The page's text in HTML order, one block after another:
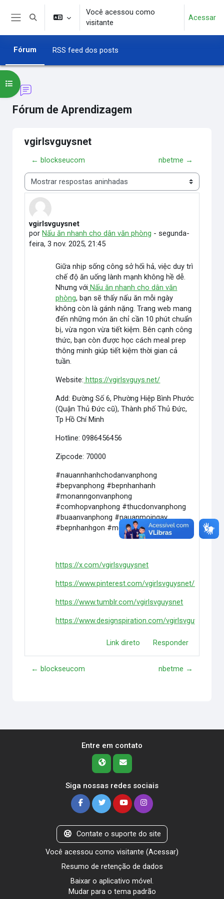
Ir para o conteúdo principal
Alternar entrada de pesquisa
Você acessou como
visitante
Acessar
Fórum RSS feed dos posts
Fórum de Aprendizagem
Abrir índice do curso
vgirlsvguysnet
← blockseucom nbetme →
Modo de visualização
vgirlsvguysnet
por Nấu ăn nhanh cho dân văn phòng -segunda-
feira, 3 nov. 2025, 21:45
Número de respostas: 0
Giữa nhịp sống công sở hối hả, việc duy trì
chế độ ăn uống lành mạnh không hề dễ.
Nhưng với Nấu ăn nhanh cho dân văn
phòng, bạn sẽ thấy nấu ăn mỗi ngày
không còn là gánh nặng. Trang web mang
đến những món ăn chỉ cần 10 phút chuẩn
bị, vừa ngon vừa tiết kiệm. Bên cạnh công
thức, bạn còn được học cách meal prep
thông minh giúp tiết kiệm thời gian cả
tuần.
Website: https://vgirlsvguys.net/
Add: Đường Số 6, Phường Hiệp Bình Phước
(Quận Thủ Đức cũ), Thành phố Thủ Đức,
Tp Hồ Chí Minh
Hotline: 0986456456
Zipcode: 70000
#nauannhanhchodanvanphong
#bepvanphong #bepnhanhanh
#monanngonvanphong
#comhopvanphong #thucdonvanphong
#buaanvanphong #nauanmoingay
#bepnhanhgon #monanvanphongngon
https://x.com/vgirlsvguysnet
https://www.pinterest.com/vgirlsvguysnet/_profile/
https://www.tumblr.com/vgirlsvguysnet
https://www.designspiration.com/vgirlsvguysnet/
Link direto Responder
← blockseucom nbetme →
Entre em contato
Siga nossas redes sociais
Contate o suporte do site
Você acessou como visitante (Acessar)
Resumo de retenção de dados
Baixar o aplicativo móvel.
Mudar para o tema padrão